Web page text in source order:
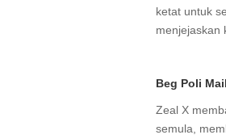
ketat untuk
menjejaskan
Beg Poli
Zeal X
semula,